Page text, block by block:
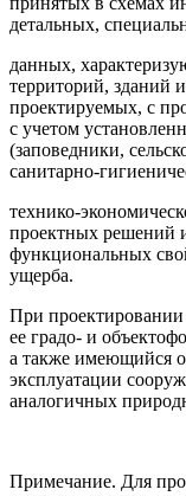
детальных,
данных,
территорий, зданий
проектируемых, с
с учетом
(заповедники,
санитарно-
технико-
проектных решений
функциональных
ущерба.
При
ее градо- и
а также имеющийся
эксплуатации
аналогичных
Примечание. Для